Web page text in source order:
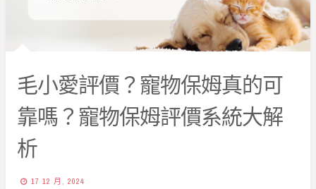
毛小愛評價？寵物保姆真的可
靠嗎？寵物保姆評價系統大解
析
17 12 月, 2024